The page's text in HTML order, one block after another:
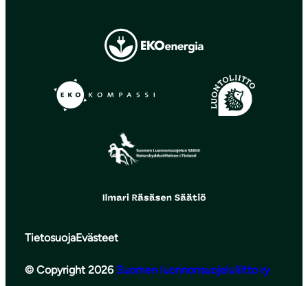
TietosuojaEvästeet
© Copyright 2026 Suomen luonnonsuojeluliitto ry